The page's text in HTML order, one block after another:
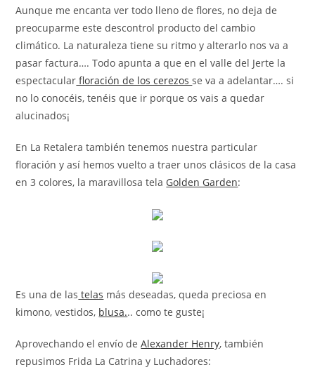
Aunque me encanta ver todo lleno de flores, no deja de
preocuparme este descontrol producto del cambio
climático. La naturaleza tiene su ritmo y alterarlo nos va a
pasar factura…. Todo apunta a que en el valle del Jerte la
espectacular floración de los cerezosse va a adelantar…. si
no lo conocéis, tenéis que ir porque os vais a quedar
alucinados¡
En La Retalera también tenemos nuestra particular
floración y así hemos vuelto a traer unos clásicos de la casa
en 3 colores, la maravillosa tela Golden Garden:
Es una de las telas más deseadas, queda preciosa en
kimono, vestidos, blusa... como te guste¡
Aprovechando el envío deAlexander Henry, también
repusimos Frida La Catrina y Luchadores: